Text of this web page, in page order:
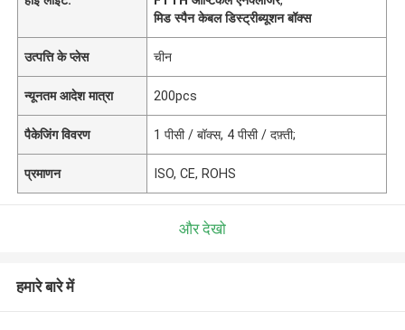
मिड स्पैन केबल डिस्ट्रीब्यूशन बॉक्स
उत्पत्ति के प्लेस चीन
न्यूनतम आदेश मात्रा 200pcs
पैकेजिंग विवरण 1 पीसी / बॉक्स, 4 पीसी / दफ़्ती;
प्रमाणन ISO, CE, ROHS
और देखो
हमारे बारे में